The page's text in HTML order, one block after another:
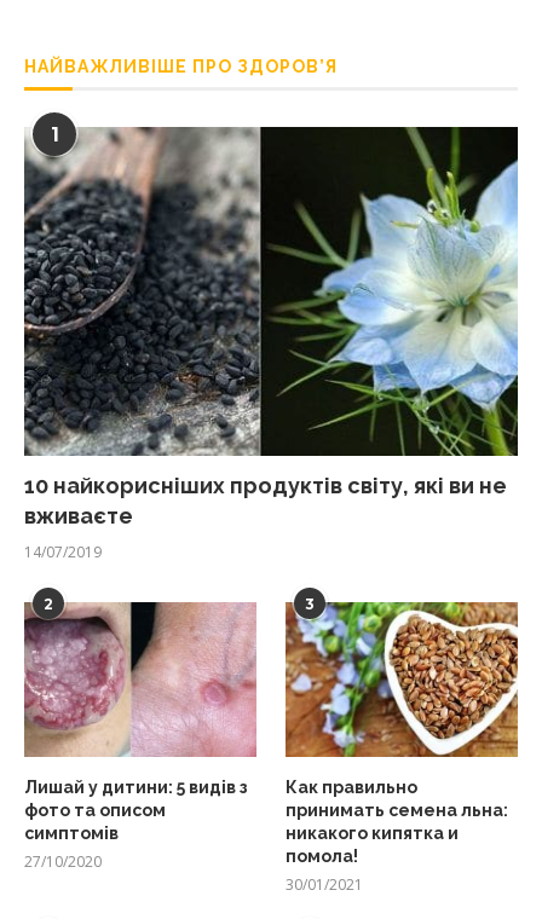
НАЙВАЖЛИВІШЕ ПРО ЗДОРОВ’Я
1
10 найкорисніших продуктів світу, які ви не
вживаєте
14/07/2019
2
Лишай у дитини: 5 видів з
фото та описом
симптомів
27/10/2020
3
Как правильно
принимать семена льна:
никакого кипятка и
помола!
30/01/2021